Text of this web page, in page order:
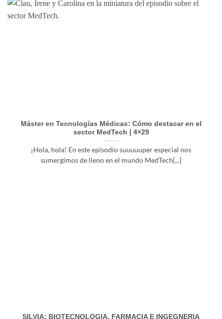
Máster en Tecnologías Médicas: Cómo destacar en el
sector MedTech | 4×29
¡Hola, hola! En este episodio suuuuuper especial nos
sumergimos de lleno en el mundo MedTech[...]
SILVIA: BIOTECNOLOGIA, FARMACIA E INGEGNERIA